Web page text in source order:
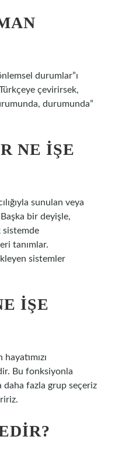
durumlar”ı
çevirirsek,
durumunda”
NE IŞE
sunulan veya
bir deyişle,
sistemde
tanımlar.
sistemler
IŞE
Bu fonksiyonla
fazla grup seçeriz